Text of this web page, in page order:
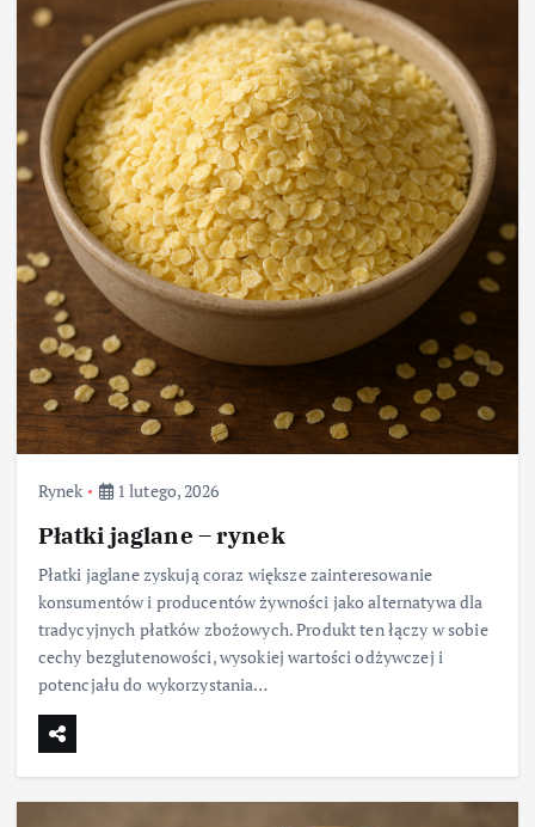
Rynek 1 lutego, 2026
Płatki jaglane – rynek
Płatki jaglane zyskują coraz większe zainteresowanie
konsumentów i producentów żywności jako alternatywa dla
tradycyjnych płatków zbożowych. Produkt ten łączy w sobie
cechy bezglutenowości, wysokiej wartości odżywczej i
potencjału do wykorzystania…